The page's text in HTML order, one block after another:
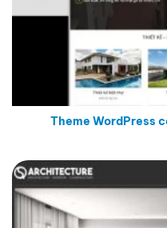
Theme WordPress